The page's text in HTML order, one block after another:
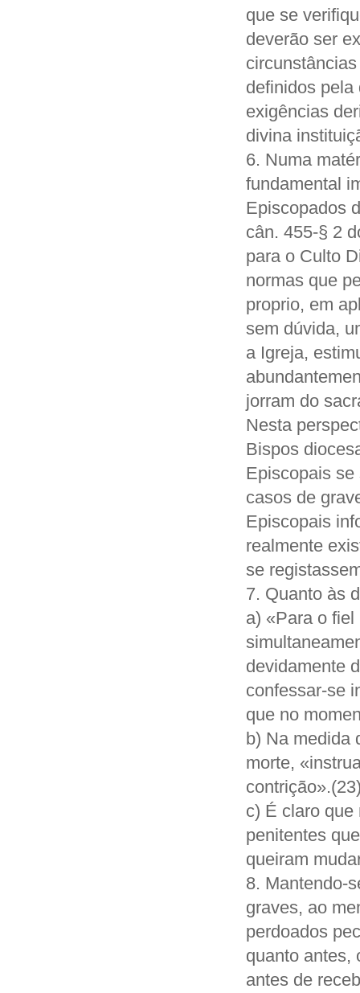
que se
deverão ser
definidos
exigências
divina
6. Numa
fundamental
Episcopados
cân. 455-§ 2
para o Culto
normas que
proprio, em
sem dúvida,
a Igreja,
jorram do
Nesta
Bispos
Episcopais
casos de
Episcopais
realmente
se
7. Quanto às
a) «Para o
devidamente
confessar-se
que no
b) Na medida
morte,
c) É claro que
penitentes
queiram
8. Mantendo-
graves, ao
perdoados
quanto antes,
antes de